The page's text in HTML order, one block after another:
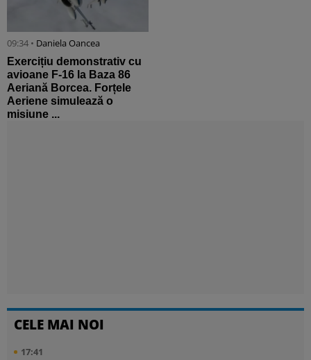
09:34 • Daniela Oancea
Exercițiu demonstrativ cu
avioane F-16 la Baza 86
Aeriană Borcea. Forțele
Aeriene simulează o
misiune ...
CELE MAI NOI
17:41